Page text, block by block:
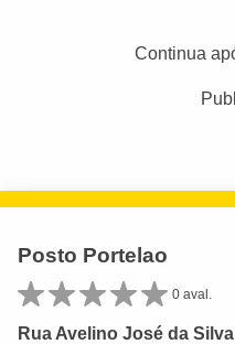
Continua
Posto Portelao
0 aval.
Rua Avelino José da